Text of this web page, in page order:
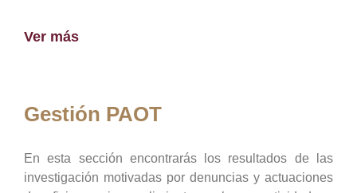
Ver más
Gestión PAOT
En esta sección encontrarás los resultados de las
investigación motivadas por denuncias y actuaciones